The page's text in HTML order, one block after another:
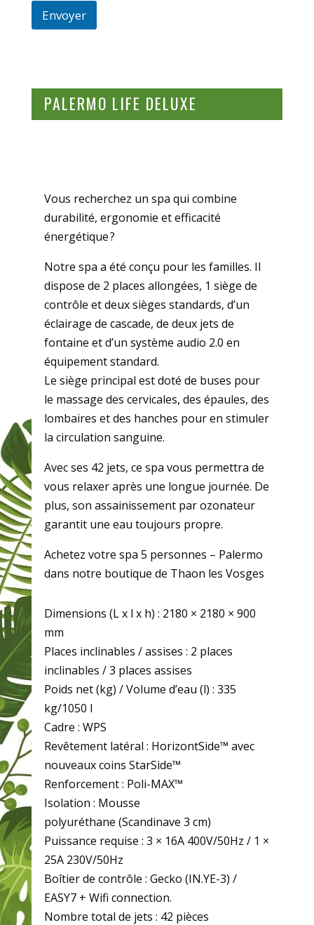
Envoyer
PALERMO LIFE DELUXE
Vous recherchez un spa qui combine
durabilité, ergonomie et efficacité
énergétique ?
Notre spa a été conçu pour les familles. Il
dispose de 2 places allongées, 1 siège de
contrôle et deux sièges standards, d’un
éclairage de cascade, de deux jets de
fontaine et d’un système audio 2.0 en
équipement standard.
Le siège principal est doté de buses pour
le massage des cervicales, des épaules, des
lombaires et des hanches pour en stimuler
la circulation sanguine.
Avec ses 42 jets, ce spa vous permettra de
vous relaxer après une longue journée. De
plus, son assainissement par ozonateur
garantit une eau toujours propre.
Achetez votre spa 5 personnes – Palermo
dans notre boutique de Thaon les Vosges
Dimensions (L x l x h) : 2180 × 2180 × 900
mm
Places inclinables / assises : 2 places
inclinables / 3 places assises
Poids net (kg) / Volume d’eau (l) : 335
kg/1050 l
Cadre : WPS
Revêtement latéral :​ ​HorizontSide™ avec
nouveaux coins StarSide™
Renforcement : Poli-MAX™
Isolation : Mousse
polyuréthane (Scandinave 3 cm)
Puissance requise : 3 × 16A 400V/50Hz / 1 ×
25A 230V/50Hz
Boîtier de contrôle : Gecko (IN.YE-3) /
EASY7 + Wifi connection.
Nombre total de jets : 42 pièces